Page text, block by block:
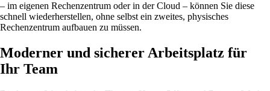
– im eigenen Rechenzentrum oder in der Cloud – können Sie diese
schnell wiederherstellen, ohne selbst ein zweites, physisches
Rechenzentrum aufbauen zu müssen.
Moderner und sicherer Arbeitsplatz für
Ihr Team